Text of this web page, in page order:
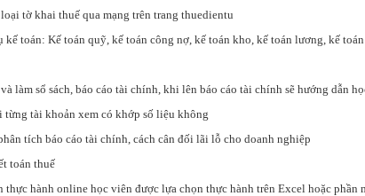
tờ khai thuế qua mạng trên trang thuedientu
kế toán: Kế toán quỹ, kế toán công nợ, kế toán kho, kế toán lương, kế
làm sổ sách, báo cáo tài chính, khi lên báo cáo tài chính sẽ hướng dẫn
từng tài khoản xem có khớp số liệu không
tích báo cáo tài chính, cách cân đối lãi lỗ cho doanh nghiệp
toán thuế
hành online học viên được lựa chọn thực hành trên Excel hoặc phần